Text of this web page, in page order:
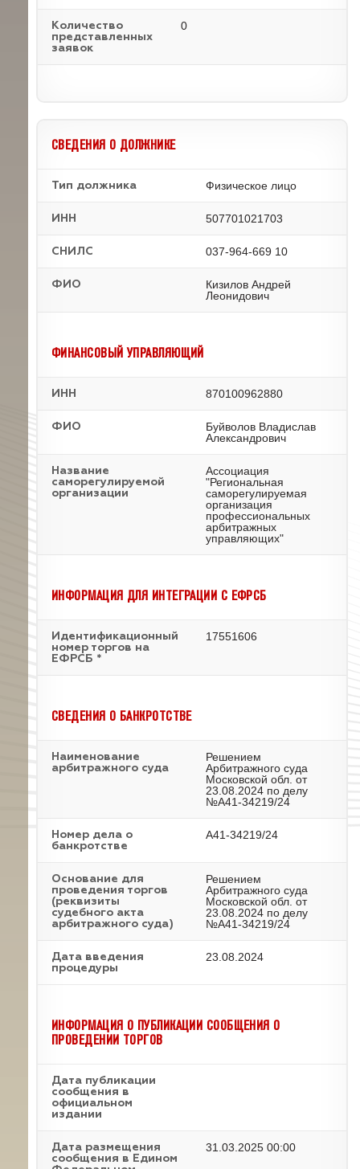
Количество
представленных
заявок
0
СВЕДЕНИЯ О ДОЛЖНИКЕ
Тип должника Физическое лицо
ИНН 507701021703
СНИЛС 037-964-669 10
ФИО
Кизилов Андрей
Леонидович
ФИНАНСОВЫЙ УПРАВЛЯЮЩИЙ
ИНН 870100962880
ФИО
Буйволов Владислав
Александрович
Название
саморегулируемой
организации
Ассоциация
"Региональная
саморегулируемая
организация
профессиональных
арбитражных
управляющих"
ИНФОРМАЦИЯ ДЛЯ ИНТЕГРАЦИИ С ЕФРСБ
Идентификационный
номер торгов на
ЕФРСБ *
17551606
СВЕДЕНИЯ О БАНКРОТСТВЕ
Наименование
арбитражного суда
Решением
Арбитражного суда
Московской обл. от
23.08.2024 по делу
№А41-34219/24
Номер дела о
банкротстве
А41-34219/24
Основание для
проведения торгов
(реквизиты
судебного акта
арбитражного суда)
Решением
Арбитражного суда
Московской обл. от
23.08.2024 по делу
№А41-34219/24
Дата введения
процедуры
23.08.2024
ИНФОРМАЦИЯ О ПУБЛИКАЦИИ СООБЩЕНИЯ О
ПРОВЕДЕНИИ ТОРГОВ
Дата публикации
сообщения в
официальном
издании
Дата размещения
сообщения в Едином
31.03.2025 00:00